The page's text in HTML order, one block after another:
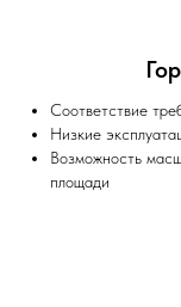
Соответствие
Низкие
Возможность
площади